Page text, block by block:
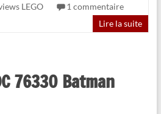
LEGO
1 commentaire
Lire la suite
76330 Batman